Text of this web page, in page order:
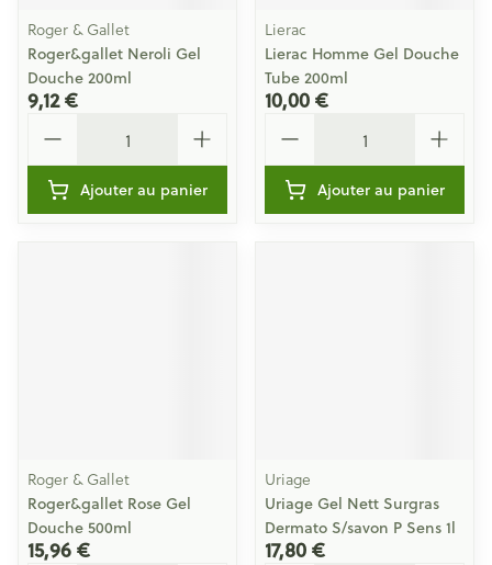
Roger & Gallet
Roger&gallet Neroli Gel
Douche 200ml
9,12 €
Ajouter au panier
Lierac
Lierac Homme Gel Douche
Tube 200ml
10,00 €
Ajouter au panier
Roger & Gallet
Roger&gallet Rose Gel
Douche 500ml
15,96 €
Uriage
Uriage Gel Nett Surgras
Dermato S/savon P Sens 1l
17,80 €